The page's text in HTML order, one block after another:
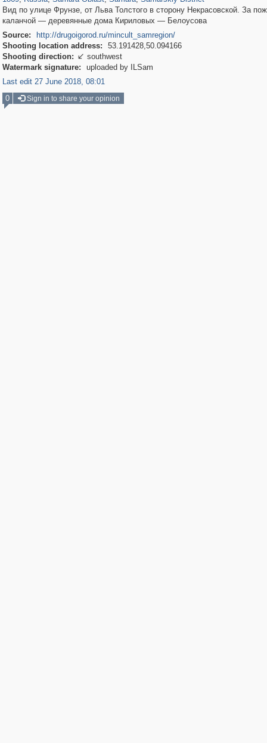
Вид по улице Фрунзе, от Льва Толстого в сторону Некрасовской. За
каланчой — деревянные дома Кириловых — Белоусова
Source:
http://drugoigorod.ru/mincult_samregion/
Shooting location address:
53.191428,50.094166
Shooting direction:  southwest
Watermark signature:
uploaded by ILSam
Last edit 27 June 2018, 08:01
0
Sign in to share your opinion